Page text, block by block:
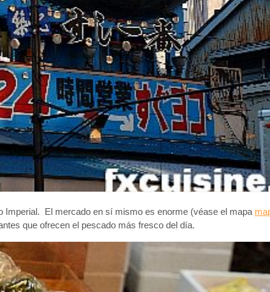
Imperial. El mercado en sí mismo es enorme (véase el mapa
que ofrecen el pescado más fresco del día.